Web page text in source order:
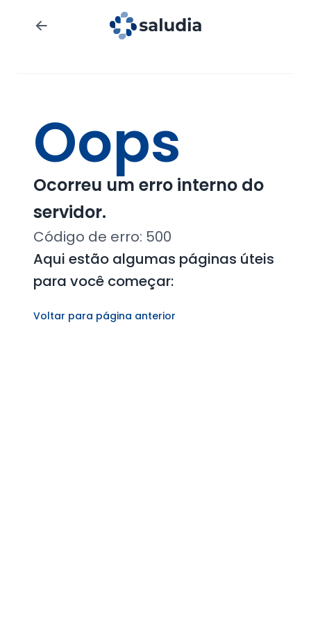
Oops
Ocorreu um erro interno do
servidor.
Código de erro: 500
Aqui estão algumas páginas úteis
para você começar:
Voltar para página anterior